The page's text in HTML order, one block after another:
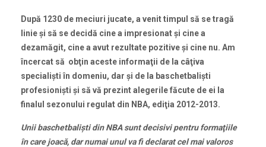
După 1230 de meciuri jucate, a venit timpul să se tragă
linie şi să se decidă cine a impresionat şi cine a
dezamăgit, cine a avut rezultate pozitive şi cine nu. Am
încercat să obţin aceste informaţii de la câţiva
specialişti în domeniu, dar şi de la baschetbalişti
profesionişti şi să vă prezint alegerile făcute de ei la
finalul sezonului regulat din NBA, ediţia 2012-2013.
Unii baschetbalişti din NBA sunt decisivi pentru formaţiile
în care joacă, dar numai unul va fi declarat cel mai valoros